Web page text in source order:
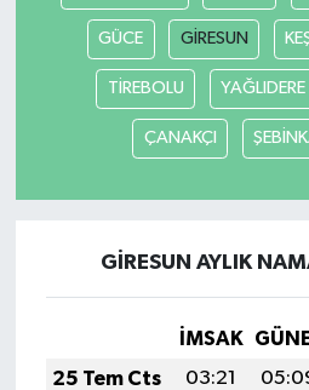
GÜCE GİRESUN
TİREBOLU YAĞLIDERE
ÇANAKÇI
GİRESUN AYLIK
İMSAK
25 Tem Cts
03:21